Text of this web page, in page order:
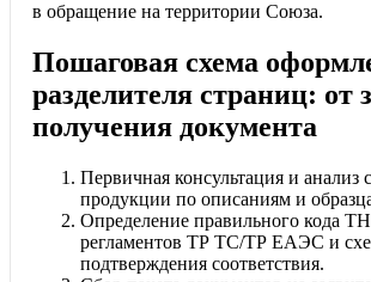
в обращение на территории Союза.
Пошаговая схема
разделителя страниц: от
получения документа
Первичная консультация и анализ
продукции по описаниям и
Определение правильного кода
регламентов ТР ТС/ТР ЕАЭС и
подтверждения соответствия.